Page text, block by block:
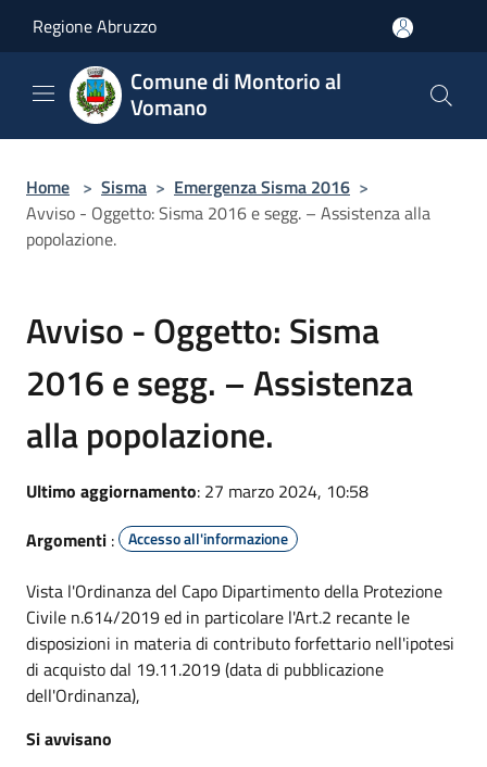
Regione Abruzzo
Comune di Montorio al
Vomano
Home > Sisma > Emergenza Sisma 2016 >
Avviso - Oggetto: Sisma 2016 e segg. – Assistenza alla
popolazione.
Avviso - Oggetto: Sisma
2016 e segg. – Assistenza
alla popolazione.
Ultimo aggiornamento: 27 marzo 2024, 10:58
Argomenti : Accesso all'informazione
Vista l'Ordinanza del Capo Dipartimento della Protezione
Civile n.614/2019 ed in particolare l'Art.2 recante le
disposizioni in materia di contributo forfettario nell'ipotesi
di acquisto dal 19.11.2019 (data di pubblicazione
dell'Ordinanza),
Si avvisano